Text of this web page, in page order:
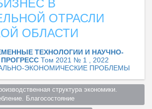
В
ОТРАСЛИ
ОБЛАСТИ
ТЕХНОЛОГИИ И НАУЧНО-
Том 2021 № 1 , 2022
ЭКОНОМИЧЕСКИЕ ПРОБЛЕМЫ
структура экономики.
Благосостояние